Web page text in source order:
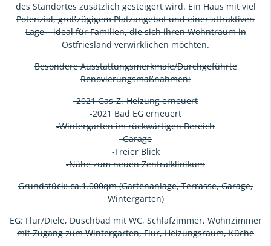
des Standortes zusätzlich gesteigert wird. Ein Haus mit viel
Potenzial, großzügigem Platzangebot und einer attraktiven
Lage – ideal für Familien, die sich ihren Wohntraum in
Ostfriesland verwirklichen möchten.
Besondere Ausstattungsmerkmale/Durchgeführte
Renovierungsmaßnahmen:
-2021 Gas-Z.-Heizung erneuert
-2021 Bad EG erneuert
-Wintergarten im rückwärtigen Bereich
-Garage
-Freier Blick
-Nähe zum neuen Zentralklinikum
Grundstück: ca.1.000qm (Gartenanlage, Terrasse, Garage,
Wintergarten)
EG: Flur/Diele, Duschbad mit WC, Schlafzimmer, Wohnzimmer
mit Zugang zum Wintergarten, Flur, Heizungsraum, Küche